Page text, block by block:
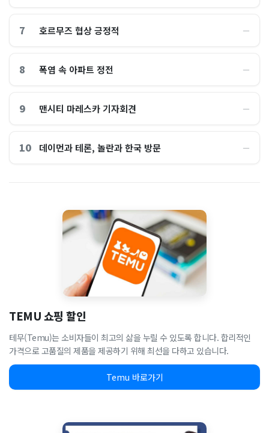
7 호르무즈 협상 긍정적 ―
8 폭염 속 아파트 정전 ―
9 맨시티 마레스카 기자회견 ―
10 데이먼과 테론, 놀란과 한국 방문 ―
TEMU 쇼핑 할인
테무(Temu)는 소비자들이 최고의 삶을 누릴 수 있도록 합니다. 합리적인
가격으로 고품질의 제품을 제공하기 위해 최선을 다하고 있습니다.
Temu 바로가기